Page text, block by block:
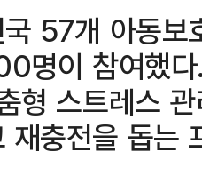
57개 아동보
명이 참여했
형 스트레스
재충전을 돕는